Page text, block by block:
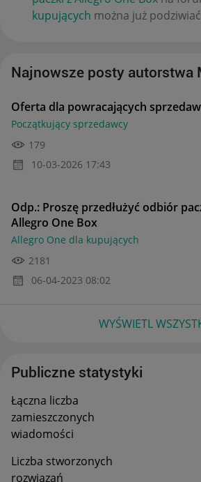
kupujących można już
Najnowsze posty autorstwa
Oferta dla powracających
Początkujący sprzedawcy
179
‎10-03-2026 17:43
Odp.: Proszę przedłużyć odbiór
Allegro One Box
Allegro One dla kupujących
2181
‎06-04-2023 08:02
WYŚWIETL
Publiczne statystyki
Łączna liczba
zamieszczonych
wiadomości
Liczba stworzonych
rozwiązań